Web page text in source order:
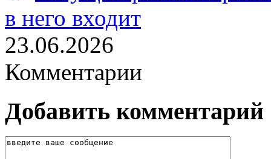
в него входит
23.06.2026
Комментарии
Добавить комментарий